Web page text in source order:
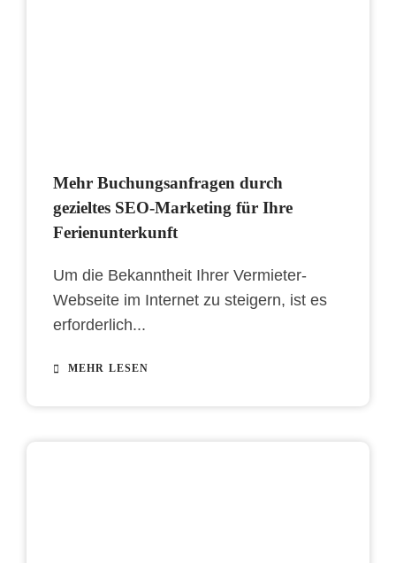
Mehr Buchungsanfragen durch
gezieltes SEO-Marketing für Ihre
Ferienunterkunft
Um die Bekanntheit Ihrer Vermieter-
Webseite im Internet zu steigern, ist es
erforderlich...
MEHR LESEN